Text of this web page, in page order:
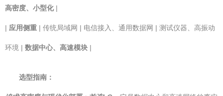
高密度、小型化|
| 应用侧重 | 传统局域网 | 电信接入、通用数据网 | 测试仪器、高振动
环境 | 数据中心、高速模块 |
选型指南：